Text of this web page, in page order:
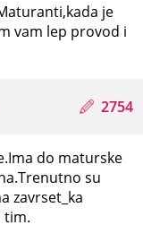
je
vam lep provod i
2754
do maturske
su
zavrset_ka
tim.